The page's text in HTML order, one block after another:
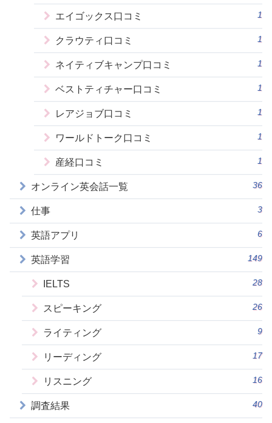
エイゴックス口コミ 1
クラウティ口コミ 1
ネイティブキャンプ口コミ 1
ベストティチャー口コミ 1
レアジョブ口コミ 1
ワールドトーク口コミ 1
産経口コミ 1
オンライン英会話一覧 36
仕事 3
英語アプリ 6
英語学習 149
IELTS 28
スピーキング 26
ライティング 9
リーディング 17
リスニング 16
調査結果 40